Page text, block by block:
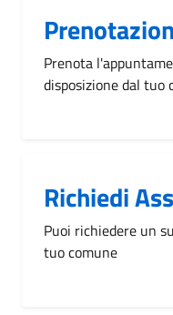
Prenota
disposizione dal tuo
Richiedi
Puoi richiedere un
tuo comune